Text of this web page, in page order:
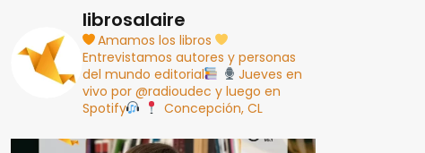
librosalaire
Amamos los libros
Entrevistamos autores y personas
del mundo editorial
Jueves en
vivo por @radioudec y luego en
Spotify
Concepción, CL